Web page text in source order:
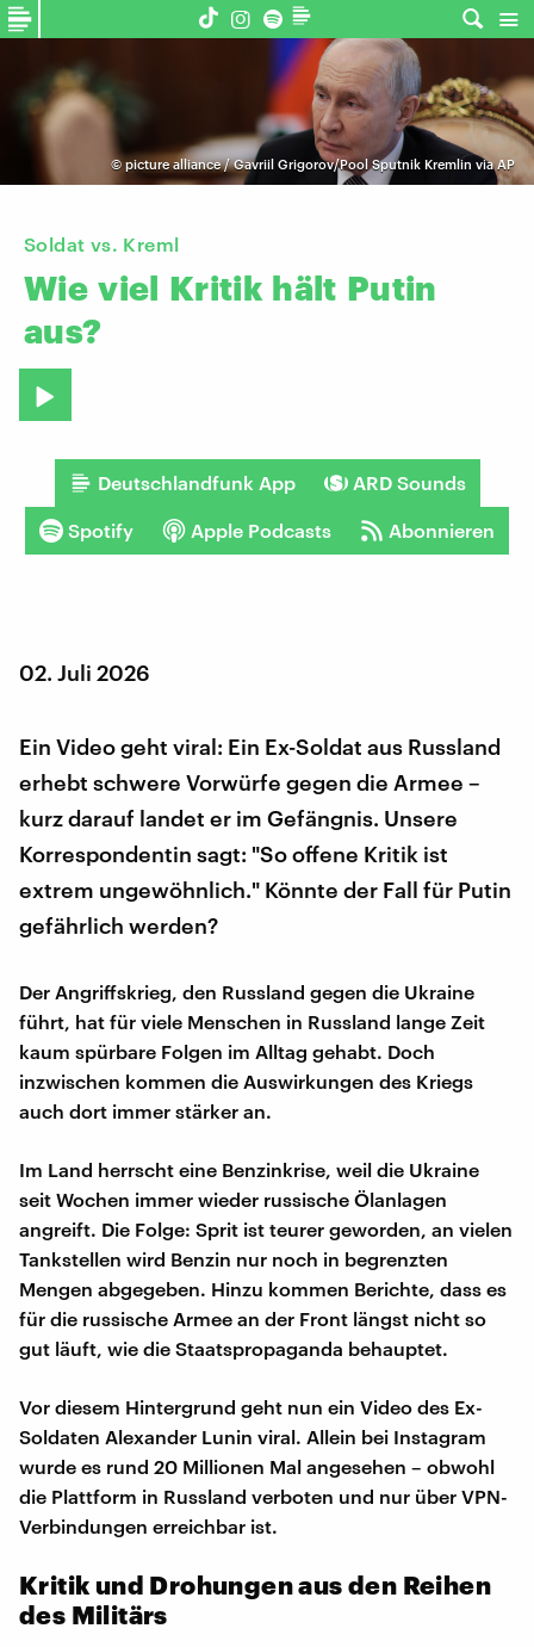
© picture alliance / Gavriil Grigorov/Pool Sputnik Kremlin via AP
Soldat vs. Kreml
Wie viel Kritik hält Putin
aus?
Deutschlandfunk App ARD Sounds
Spotify Apple Podcasts Abonnieren
02. Juli 2026
Ein Video geht viral: Ein Ex-Soldat aus Russland
erhebt schwere Vorwürfe gegen die Armee –
kurz darauf landet er im Gefängnis. Unsere
Korrespondentin sagt: "So offene Kritik ist
extrem ungewöhnlich." Könnte der Fall für Putin
gefährlich werden?
Der Angriffskrieg, den Russland gegen die Ukraine
führt, hat für viele Menschen in Russland lange Zeit
kaum spürbare Folgen im Alltag gehabt. Doch
inzwischen kommen die Auswirkungen des Kriegs
auch dort immer stärker an.
Im Land herrscht eine Benzinkrise, weil die Ukraine
seit Wochen immer wieder russische Ölanlagen
angreift. Die Folge: Sprit ist teurer geworden, an vielen
Tankstellen wird Benzin nur noch in begrenzten
Mengen abgegeben. Hinzu kommen Berichte, dass es
für die russische Armee an der Front längst nicht so
gut läuft, wie die Staatspropaganda behauptet.
Vor diesem Hintergrund geht nun ein Video des Ex-
Soldaten Alexander Lunin viral. Allein bei Instagram
wurde es rund 20 Millionen Mal angesehen – obwohl
die Plattform in Russland verboten und nur über VPN-
Verbindungen erreichbar ist.
Kritik und Drohungen aus den Reihen
des Militärs